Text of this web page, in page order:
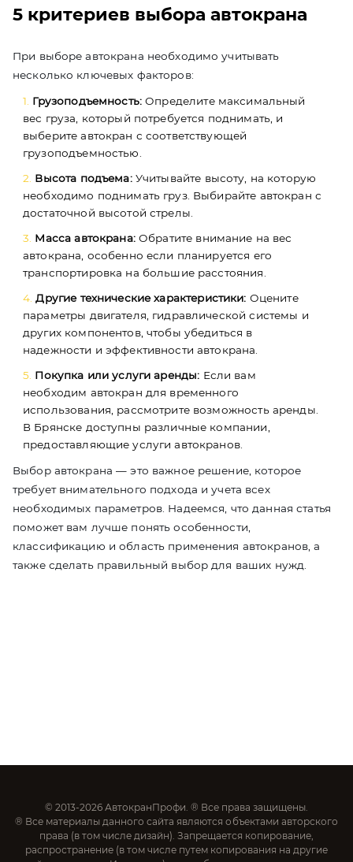
5 критериев выбора автокрана
При выборе автокрана необходимо учитывать
несколько ключевых факторов:
Грузоподъемность: Определите максимальный
вес груза, который потребуется поднимать, и
выберите автокран с соответствующей
грузоподъемностью.
Высота подъема:Учитывайте высоту, на которую
необходимо поднимать груз. Выбирайте автокран с
достаточной высотой стрелы.
Масса автокрана:Обратите внимание на вес
автокрана, особенно если планируется его
транспортировка на большие расстояния.
Другие технические характеристики: Оцените
параметры двигателя, гидравлической системы и
других компонентов, чтобы убедиться в
надежности и эффективности автокрана.
Покупка или услуги аренды: Если вам
необходим автокран для временного
использования, рассмотрите возможность аренды.
В Брянске доступны различные компании,
предоставляющие услуги автокранов.
Выбор автокрана — это важное решение, которое
требует внимательного подхода и учета всех
необходимых параметров. Надеемся, что данная статья
поможет вам лучше понять особенности,
классификацию и область применения автокранов, а
также сделать правильный выбор для ваших нужд.
© 2013-2026 АвтокранПрофи. ® Все права защищены.
® Все материалы данного сайта являются объектами авторского
права (в том числе дизайн). Запрещается копирование,
распространение (в том числе путем копирования на другие